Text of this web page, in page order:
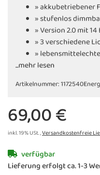
» akkubetriebener
» stufenlos
» Version 2.0 mit
» 3 verschiedene
»
» inkl. Ladekabel
...mehr lesen
Artikelnummer:1172540
69,00 €
inkl. 19% USt. ,Versandkostenfreie
verfügbar
Lieferung erfolgt ca. 1-3